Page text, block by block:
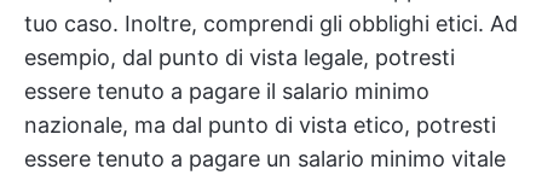
tuo caso. Inoltre, comprendi gli obblighi etici. Ad
esempio, dal punto di vista legale, potresti
essere tenuto a pagare il salario minimo
nazionale, ma dal punto di vista etico, potresti
essere tenuto a pagare un salario minimo vitale